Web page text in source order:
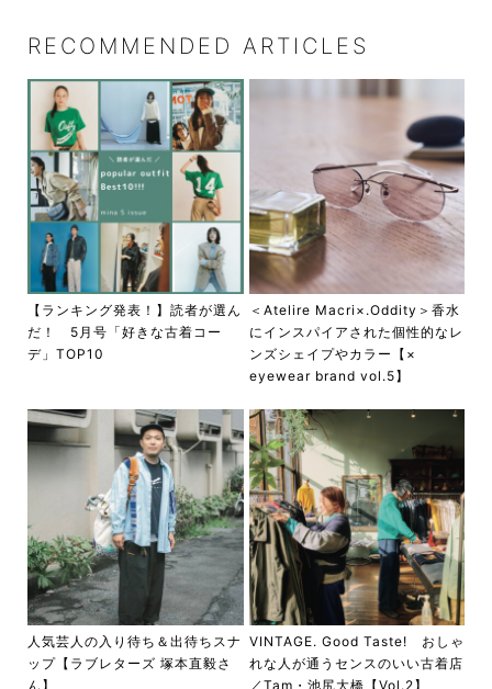
RECOMMENDED ARTICLES
【ランキング発表！】読者が選ん
だ！ 5月号「好きな古着コー
デ」TOP10
＜Atelire Macri×.Oddity＞香水
にインスパイアされた個性的なレ
ンズシェイプやカラー【×
eyewear brand vol.5】
人気芸人の入り待ち＆出待ちスナ
ップ【ラブレターズ 塚本直毅さ
ん】
VINTAGE. Good Taste! おしゃ
れな人が通うセンスのいい古着店
／Tam・池尻大橋【Vol.2】